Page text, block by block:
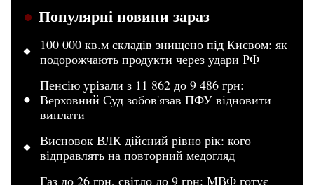
Популярні новини зараз
100 000 кв.м складів знищено під Києвом: як
подорожчають продукти через удари РФ
Пенсію урізали з 11 862 до 9 486 грн:
Верховний Суд зобов'язав ПФУ відновити
виплати
Висновок ВЛК дійсний рівно рік: кого
відправлять на повторний медогляд
Газ до 26 грн, світло до 9 грн: МВФ готує